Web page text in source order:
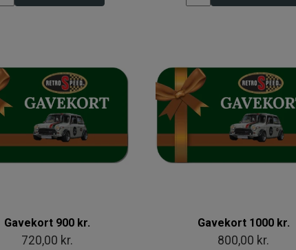
Gavekort 900 kr.
720,00 kr.
Gavekort 1000 kr.
800,00 kr.